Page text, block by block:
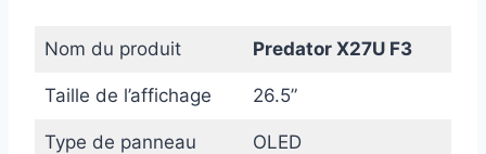
Nom du produit Predator X27U F3
Taille de l’affichage 26.5”
Type de panneau OLED